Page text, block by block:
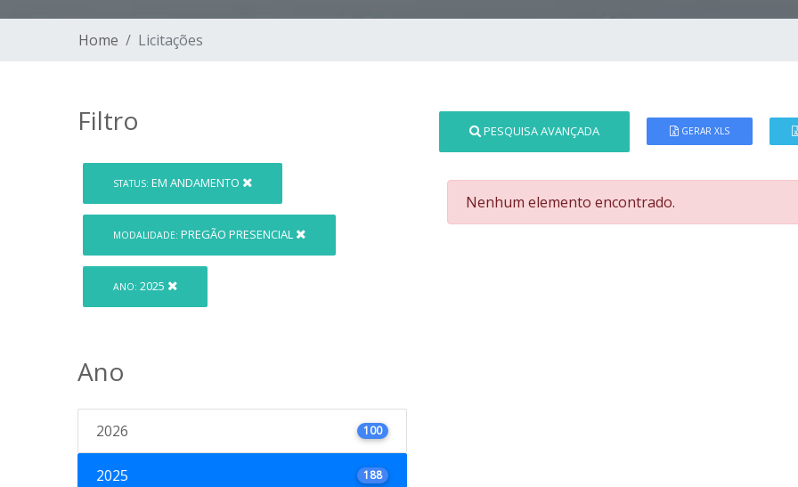
Home Licitações
Filtro
STATUS: EM ANDAMENTO
MODALIDADE: PREGÃO PRESENCIAL
ANO: 2025
Ano
2026 100
2025 188
PESQUISA AVANÇADA GERAR XLS
Nenhum elemento encontrado.